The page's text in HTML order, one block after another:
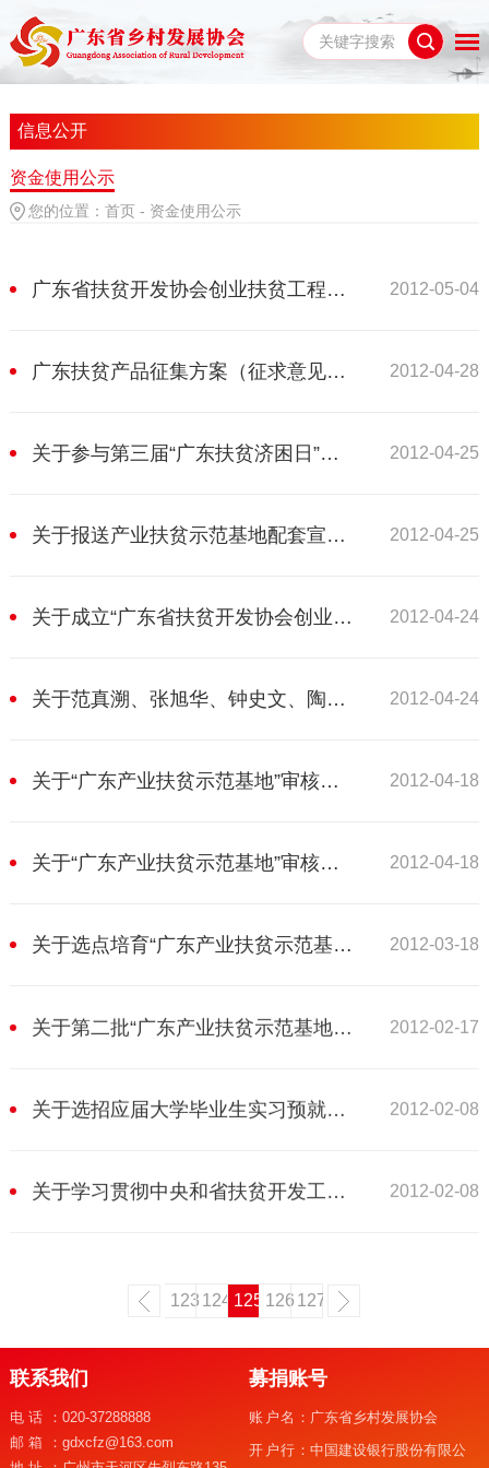
信息公开
资金使用公示
您的位置： 首页 - 资金使用公示
2012-05-04
广东省扶贫开发协会创业扶贫工程指导站（工作站）建设管理试行草案
2012-04-28
广东扶贫产品征集方案（征求意见稿）
2012-04-25
关于参与第三届“广东扶贫济困日”活动扎实推进“广东健康扶贫”公益项目的通知
2012-04-25
关于报送产业扶贫示范基地配套宣传材料的通知
2012-04-24
关于成立“广东省扶贫开发协会创业扶贫工程佛山指导站”的决定
2012-04-24
关于范真溯、张旭华、钟史文、陶国杰、钟南智、王潘龙、梁家好、张耿明、吴强等9位同志任职的通知
2012-04-18
关于“广东产业扶贫示范基地”审核结果的通知（阳春市国丰源农业技术开发有限公司）
2012-04-18
关于“广东产业扶贫示范基地”审核结果的通知（海丰县智源种养合作社）
2012-03-18
关于选点培育“广东产业扶贫示范基地”的通知
2012-02-17
关于第二批“广东产业扶贫示范基地”的公示
2012-02-08
关于选招应届大学毕业生实习预就业的通知
2012-02-08
关于学习贯彻中央和省扶贫开发工作会议精神的通知
123 124 125 126 127
联系我们
电话： 020-37288888
邮箱： gdxcfz@163.com
募捐账号
账户名： 广东省乡村发展协会
开户行：中国建设银行股份有限公